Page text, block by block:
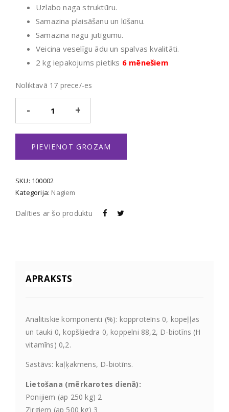
Uzlabo naga struktūru.
Samazina plaisāšanu un lūšanu.
Samazina nagu jutīgumu.
Veicina veselīgu ādu un spalvas kvalitāti.
2 kg iepakojums pietiks 6 mēnešiem
Noliktavā 17 prece/-es
daudzums
PIEVIENOT GROZAM
SKU: 100002
Kategorija: Nagiem
Dalīties ar šo produktu
APRAKSTS
Analītiskie komponenti (%): kopproteīns 0, kopeļļas
un tauki 0, kopšķiedra 0, koppelni 88,2, D-biotīns (H
vitamīns) 0,2.
Sastāvs: kaļķakmens, D-biotīns.
Lietošana (mērkarotes dienā):
Ponijiem (ap 250 kg) 2
Zirgiem (ap 500 kg) 3